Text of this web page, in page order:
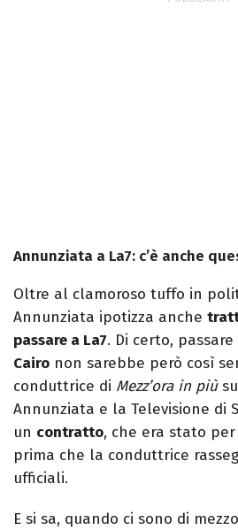
Annunziata a La7: c’è anche
Oltre al clamoroso tuffo in
Annunziata ipotizza anche
passare a La7. Di certo,
Cairo non sarebbe però così
conduttrice di Mezz’ora in piùsu
Annunziata e la Televisione di
un contratto, che era stato
prima che la conduttrice
ufficiali.
E si sa, quando ci sono di